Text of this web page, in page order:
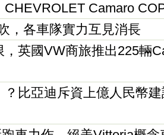
Camaro
，各車隊實力互見消長
，英國VW商旅推出225輛
？比亞迪斥資上億人民幣